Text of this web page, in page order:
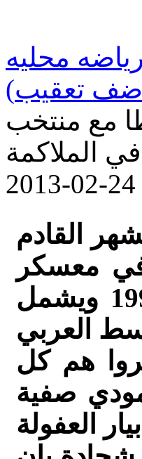
رياضه محليه
مع منتخب
الملاكمة
2013-02-
القادم
معسكر
تدريب ومهرجان دولي للشبيبة لمواليد 1995-1996 ويشمل
هم كل
صفية